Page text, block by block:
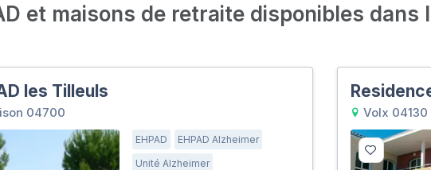
et maisons de retraite disponibles dans
les Tilleuls
04700
EHPAD
EHPAD Alzheimer
Unité Alzheimer
Volx 04130